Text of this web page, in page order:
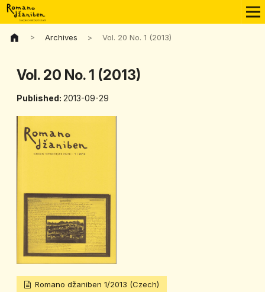
> Archives > Vol. 20 No. 1 (2013)
Vol. 20 No. 1 (2013)
Published: 2013-09-29
Romano džaniben 1/2013 (Czech)